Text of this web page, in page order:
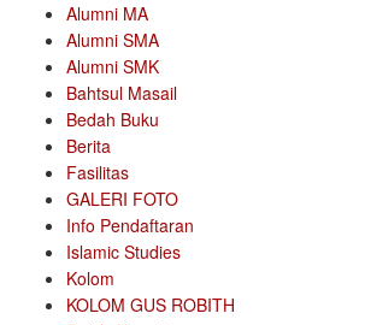
Alumni MA
Alumni SMA
Alumni SMK
Bahtsul Masail
Bedah Buku
Berita
Fasilitas
GALERI FOTO
Info Pendaftaran
Islamic Studies
Kolom
KOLOM GUS ROBITH